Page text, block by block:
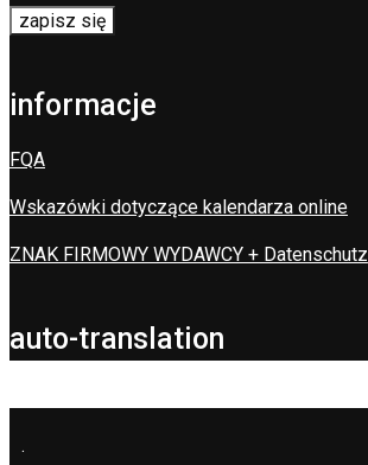
informacje
FQA
Wskazówki dotyczące kalendarza online
ZNAK FIRMOWY WYDAWCY + Datenschutz
auto-translation
.